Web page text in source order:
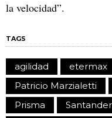
la velocidad”.
TAGS
agilidad etermax
Patricio Marzialetti
Prisma